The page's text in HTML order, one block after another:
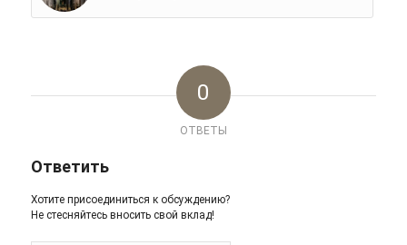
0
ОТВЕТЫ
Ответить
Хотите присоединиться к обсуждению?
Не стесняйтесь вносить свой вклад!